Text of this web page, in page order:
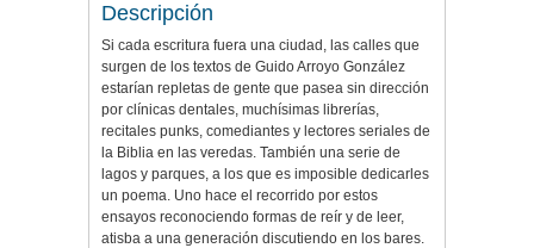
Descripción
Si cada escritura fuera una ciudad, las calles que
surgen de los textos de Guido Arroyo González
estarían repletas de gente que pasea sin dirección
por clínicas dentales, muchísimas librerías,
recitales punks, comediantes y lectores seriales de
la Biblia en las veredas. También una serie de
lagos y parques, a los que es imposible dedicarles
un poema. Uno hace el recorrido por estos
ensayos reconociendo formas de reír y de leer,
atisba a una generación discutiendo en los bares.